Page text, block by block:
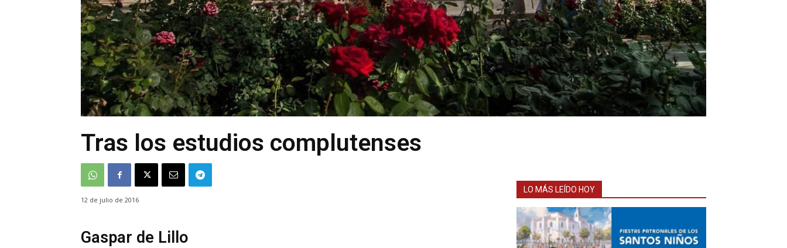
Tras los estudios complutenses
12 de julio de 2016
Gaspar de Lillo
LO MÁS LEÍDO HOY